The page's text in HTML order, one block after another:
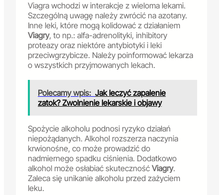
Viagra wchodzi w interakcje z wieloma lekami.
Szczególną uwagę należy zwrócić na azotany.
Inne leki, które mogą kolidować z działaniem
Viagry, to np.: alfa-adrenolityki, inhibitory
proteazy oraz niektóre antybiotyki i leki
przeciwgrzybicze. Należy poinformować lekarza
o wszystkich przyjmowanych lekach.
Polecamy wpis: Jak leczyć zapalenie
zatok? Zwolnienie lekarskie i objawy
Spożycie alkoholu podnosi ryzyko działań
niepożądanych. Alkohol rozszerza naczynia
krwionośne, co może prowadzić do
nadmiernego spadku ciśnienia. Dodatkowo
alkohol może osłabiać skuteczność Viagry.
Zaleca się unikanie alkoholu przed zażyciem
leku.